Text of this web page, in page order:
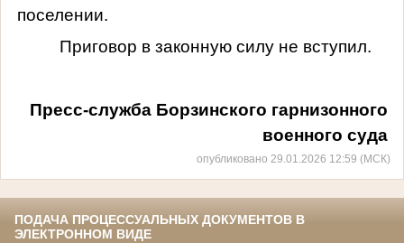
поселении.
Приговор в законную силу не вступил.
Пресс-служба Борзинского гарнизонного
военного суда
опубликовано 29.01.2026 12:59 (МСК)
ПОДАЧА ПРОЦЕССУАЛЬНЫХ ДОКУМЕНТОВ В
ЭЛЕКТРОННОМ ВИДЕ